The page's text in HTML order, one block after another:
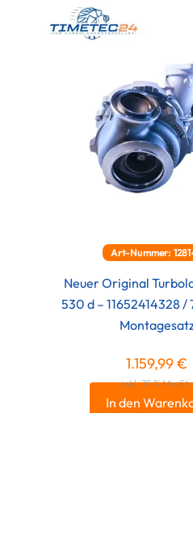
Art-Nummer:
Neuer Original
530 d – 11652414328 /
1.159,99€
inkl. 19 % MwSt.
In den